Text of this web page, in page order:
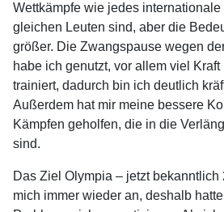
Wettkämpfe wie jedes internationale
gleichen Leuten sind, aber die
größer. Die Zwangspause wegen
habe ich genutzt, vor allem viel
trainiert, dadurch bin ich deutlich
Außerdem hat mir meine bessere
Kämpfen geholfen, die in die
sind.
Das Ziel Olympia – jetzt bekanntlich
mich immer wieder an, deshalb